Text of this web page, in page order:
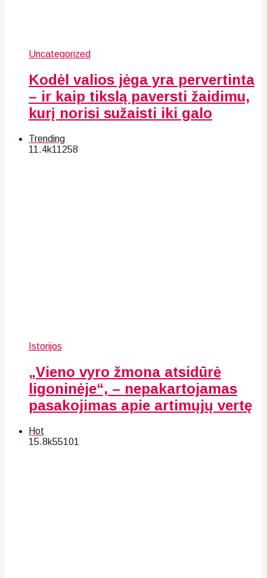
Uncategorized
Kodėl valios jėga yra pervertinta
– ir kaip tikslą paversti žaidimu,
kurį norisi sužaisti iki galo
Trending
11.4k11258
Istorijos
„Vieno vyro žmona atsidūrė
ligoninėje“, – nepakartojamas
pasakojimas apie artimųjų vertę
Hot
15.8k55101